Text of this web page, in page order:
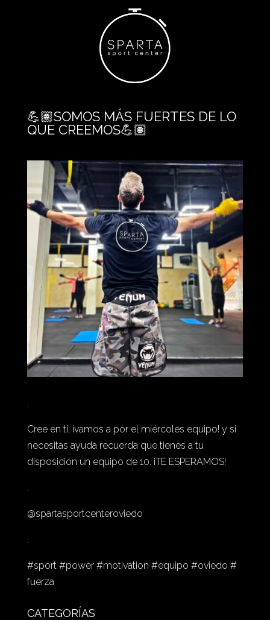
💪🏽SOMOS MÁS FUERTES DE LO
QUE CREEMOS💪🏽
.
Cree en ti, ¡vamos a por el miércoles equipo! y si
necesitas ayuda recuerda que tienes a tu
disposición un equipo de 10. ¡TE ESPERAMOS!
.
@spartasportcenteroviedo
.
#sport #power #motivation #equipo #oviedo #
fuerza
CATEGORÍAS